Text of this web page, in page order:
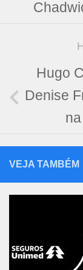
Hugo
Denise
VEJA TAMBÉM